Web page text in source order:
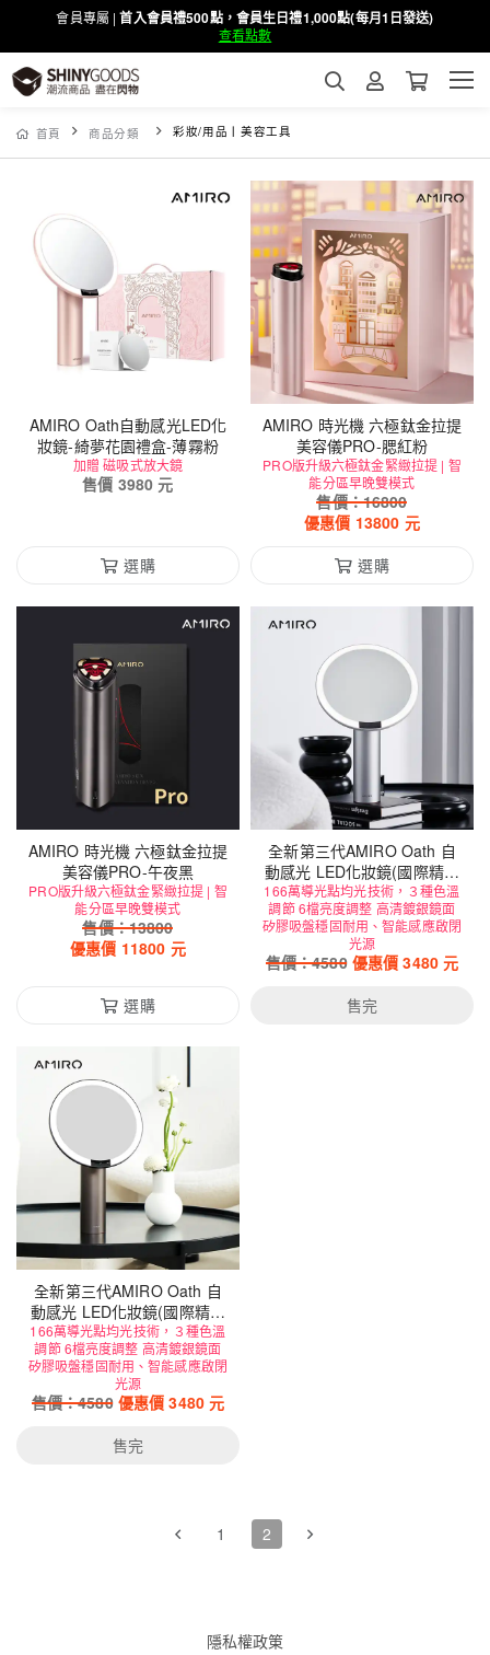
會員專屬 |首入會員禮500點，會員生日禮1,000點(每月1日發送)
查看點數
首頁 商品分類 彩妝/用品丨美容工具
AMIRO Oath自動感光LED化
妝鏡-綺夢花園禮盒-薄霧粉
加贈 磁吸式放大鏡
售價 3980 元
選購
AMIRO 時光機 六極鈦金拉提
美容儀PRO-腮紅粉
PRO版升級六極鈦金緊緻拉提 | 智
能分區早晚雙模式
售價：16800
優惠價 13800 元
選購
AMIRO 時光機 六極鈦金拉提
美容儀PRO-午夜黑
PRO版升級六極鈦金緊緻拉提 | 智
能分區早晚雙模式
售價：13800
優惠價 11800 元
選購
全新第三代AMIRO Oath 自
動感光 LED化妝鏡(國際精裝
彩盒版)-雲貝白
166萬導光點均光技術，３種色溫
調節 6檔亮度調整 高清鍍銀鏡面
矽膠吸盤穩固耐用、智能感應啟閉
光源
售價：4580 優惠價3480元
售完
全新第三代AMIRO Oath 自
動感光 LED化妝鏡(國際精裝
彩盒版)-黛麗黑
166萬導光點均光技術，３種色溫
調節 6檔亮度調整 高清鍍銀鏡面
矽膠吸盤穩固耐用、智能感應啟閉
光源
售價：4580 優惠價3480元
售完
1 2
隱私權政䇿